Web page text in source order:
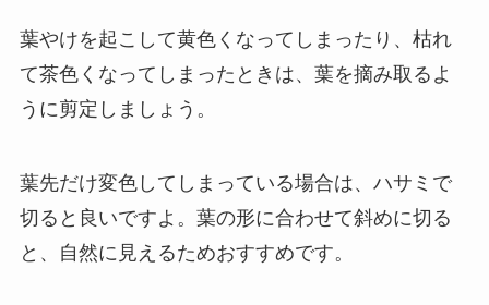
葉やけを起こして黄色くなってしまったり、枯れ
て茶色くなってしまったときは、葉を摘み取るよ
うに剪定しましょう。
葉先だけ変色してしまっている場合は、ハサミで
切ると良いですよ。 葉の形に合わせて斜めに切る
と、自然に見えるためおすすめです。